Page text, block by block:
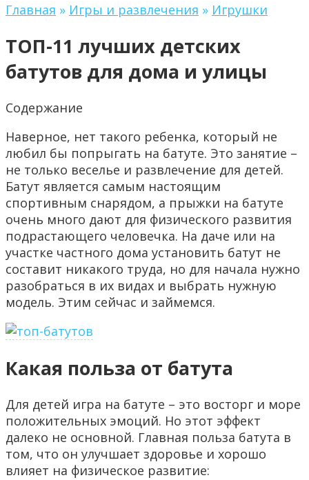
Главная » Игры и развлечения » Игрушки
ТОП-11 лучших детских
батутов для дома и улицы
Содержание
Наверное, нет такого ребенка, который не
любил бы попрыгать на батуте. Это занятие –
не только веселье и развлечение для детей.
Батут является самым настоящим
спортивным снарядом, а прыжки на батуте
очень много дают для физического развития
подрастающего человечка. На даче или на
участке частного дома установить батут не
составит никакого труда, но для начала нужно
разобраться в их видах и выбрать нужную
модель. Этим сейчас и займемся.
Какая польза от батута
Для детей игра на батуте – это восторг и море
положительных эмоций. Но этот эффект
далеко не основной. Главная польза батута в
том, что он улучшает здоровье и хорошо
влияет на физическое развитие: